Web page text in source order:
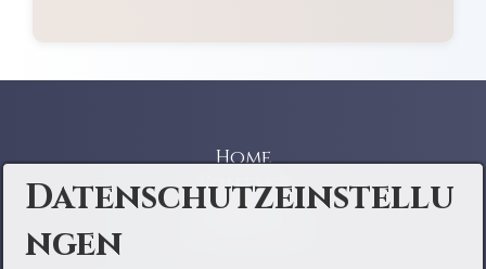
Home
Kontakt
Impressum
Datenschutzeinstellu
ngen